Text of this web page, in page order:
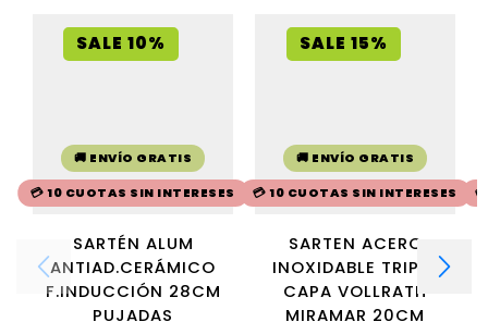
SALE 10%
🚚 ENVÍO GRATIS
💳 10 CUOTAS SIN INTERESES
SARTÉN ALUM
ANTIAD.CERÁMICO
F.INDUCCIÓN 28CM
PUJADAS
SALE 15%
🚚 ENVÍO GRATIS
💳 10 CUOTAS SIN INTERESES
SARTEN ACERO
INOXIDABLE TRIPLE
CAPA VOLLRATH
MIRAMAR 20CM